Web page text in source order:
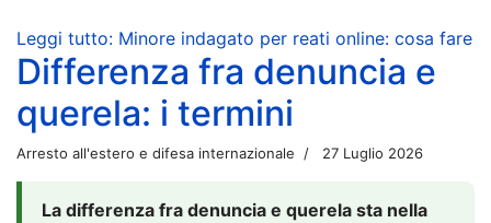
Leggi tutto: Minore indagato per reati online: cosa fare
Differenza fra denuncia e
querela: i termini
Arresto all'estero e difesa internazionale 27 Luglio 2026
La differenza fra denuncia e querela sta nella